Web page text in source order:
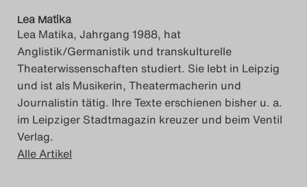
Lea Matika
Lea Matika, Jahrgang 1988, hat
Anglistik/Germanistik und transkulturelle
Theaterwissenschaften studiert. Sie lebt in Leipzig
und ist als Musikerin, Theatermacherin und
Journalistin tätig. Ihre Texte erschienen bisher u. a.
im Leipziger Stadtmagazin kreuzer und beim Ventil
Verlag.
Alle Artikel